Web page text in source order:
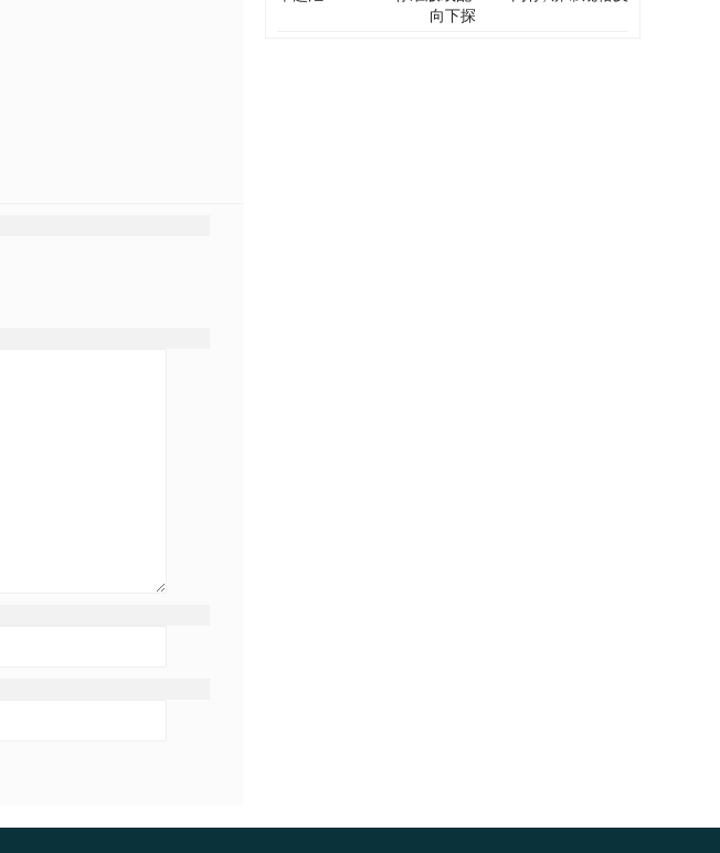
向下探